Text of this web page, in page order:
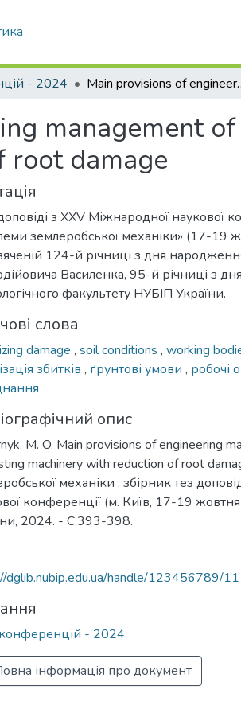
- 2024 Main provisions of engineering
management
root damage
з XXV Міжнародної наукової
землеробської механіки» (17-19
124-й річниці з дня
Василенка, 95-й річниці з
факультету НУБІП України.
слова
damage , soil conditions , working
збитків , ґрунтові умови , робочі
опис
M. O. Main provisions of engineering
machinery with reduction of root
механіки : збірник тез
конференції (м. Київ, 17-19
2024. - С.393-398.
dglib.nubip.edu.ua/handle/123456789/
- 2024
інформація про документ